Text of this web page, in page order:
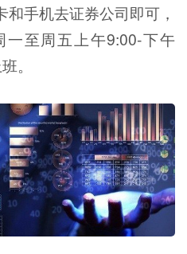
手机去证券公司即可，
至周五上午9:00-下午
。